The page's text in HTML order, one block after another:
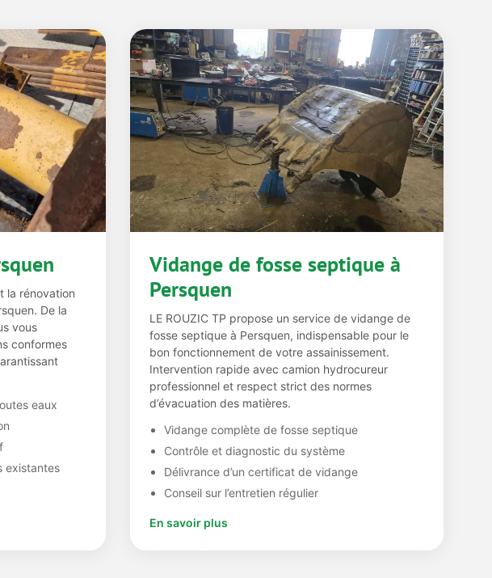
la rénovation
De la
vous
conformes
eaux
existantes
Vidange de fosse septique à
Persquen
LE ROUZIC TP propose un service de vidange de
fosse septique à Persquen, indispensable pour le
bon fonctionnement de votre assainissement.
Intervention rapide avec camion hydrocureur
professionnel et respect strict des normes
d’évacuation des matières.
Vidange complète de fosse septique
Contrôle et diagnostic du système
Délivrance d’un certificat de vidange
Conseil sur l’entretien régulier
En savoir plus